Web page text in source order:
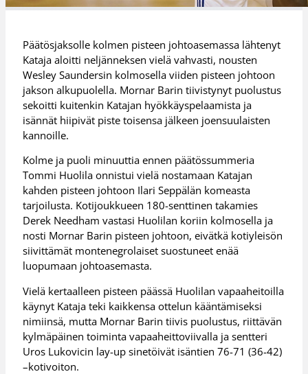
Päätösjaksolle kolmen pisteen johtoasemassa lähtenyt
Kataja aloitti neljänneksen vielä vahvasti, nousten
Wesley Saundersin kolmosella viiden pisteen johtoon
jakson alkupuolella. Mornar Barin tiivistynyt puolustus
sekoitti kuitenkin Katajan hyökkäyspelaamista ja
isännät hiipivät piste toisensa jälkeen joensuulaisten
kannoille.
Kolme ja puoli minuuttia ennen päätössummeria
Tommi Huolila onnistui vielä nostamaan Katajan
kahden pisteen johtoon Ilari Seppälän komeasta
tarjoilusta. Kotijoukkueen 180-senttinen takamies
Derek Needham vastasi Huolilan koriin kolmosella ja
nosti Mornar Barin pisteen johtoon, eivätkä kotiyleisön
siivittämät montenegrolaiset suostuneet enää
luopumaan johtoasemasta.
Vielä kertaalleen pisteen päässä Huolilan vapaaheitoilla
käynyt Kataja teki kaikkensa ottelun kääntämiseksi
nimiinsä, mutta Mornar Barin tiivis puolustus, riittävän
kylmäpäinen toiminta vapaaheittoviivalla ja sentteri
Uros Lukovicin lay-up sinetöivät isäntien 76-71 (36-42)
–kotivoiton.